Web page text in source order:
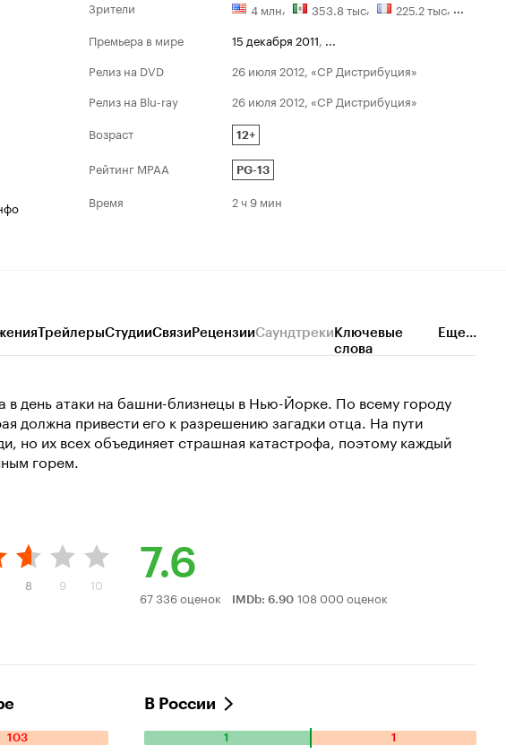
Зрители
4 млн, 353.8 тыс, 225.2 тыс, ...
Премьера в мире
15 декабря 2011
Релиз на DVD
26 июля 2012, «CP Дистрибуция»
Релиз на Blu-ray
26 июля 2012, «CP Дистрибуция»
Возраст
12+
Рейтинг MPAA PG-13
Время 2 ч 9 мин
ТрейлерыСтудииСвязиРецензииСаундтрекиКлючевые
слова
Еще...
в день атаки на башни-близнецы в Нью-Йорке. По всему городу
должна привести его к разрешению загадки отца. На пути
но их всех объединяет страшная катастрофа, поэтому каждый
горем.
8 9 10
7.6
Рейтинг
7.6
67 336 оценок IMDb: 6.90 108 000 оценок
103
В России
1 1
Количество